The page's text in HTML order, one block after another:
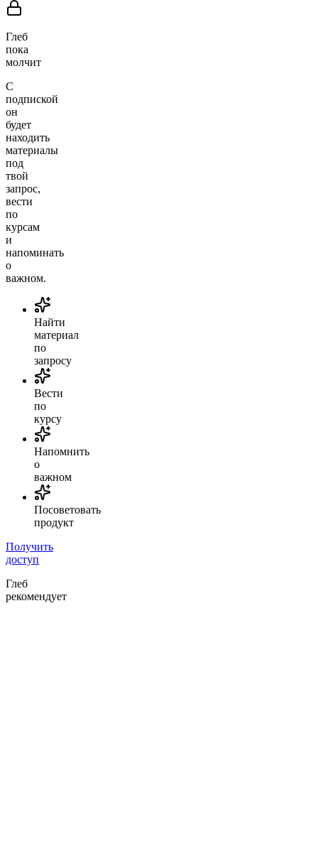
Глеб
пока
молчит
С
подпиской
он
будет
находить
материалы
под
твой
запрос,
вести
по
курсам
и
напоминать
о
важном.
Найти
материал
по
запросу
Вести
по
курсу
Напомнить
о
важном
Посоветовать
продукт
Получить
доступ
Глеб
рекомендует